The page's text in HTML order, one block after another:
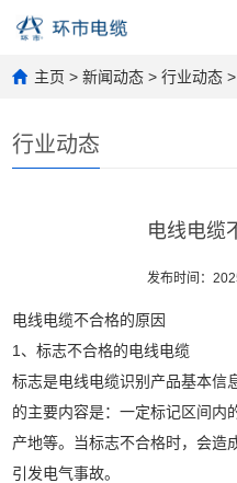
主页 >新闻动态 >行业动态 >
行业动态
电线电缆
发布时间：
电线电缆不合格的原因
1、标志不合格的电线电缆
标志是电线电缆识别产品基本信
的主要内容是：一定标记区间内
产地等。当标志不合格时，会造
引发电气事故。